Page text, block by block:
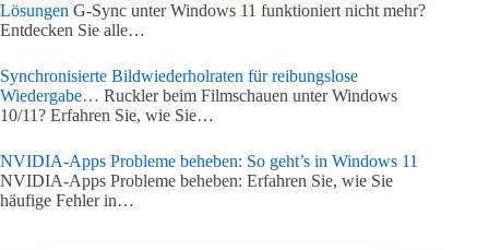
Lösungen G-Sync unter Windows 11 funktioniert nicht mehr?
Entdecken Sie alle…
Synchronisierte Bildwiederholraten für reibungslose
Wiedergabe… Ruckler beim Filmschauen unter Windows
10/11? Erfahren Sie, wie Sie…
NVIDIA-Apps Probleme beheben: So geht’s in Windows 11
NVIDIA-Apps Probleme beheben: Erfahren Sie, wie Sie
häufige Fehler in…